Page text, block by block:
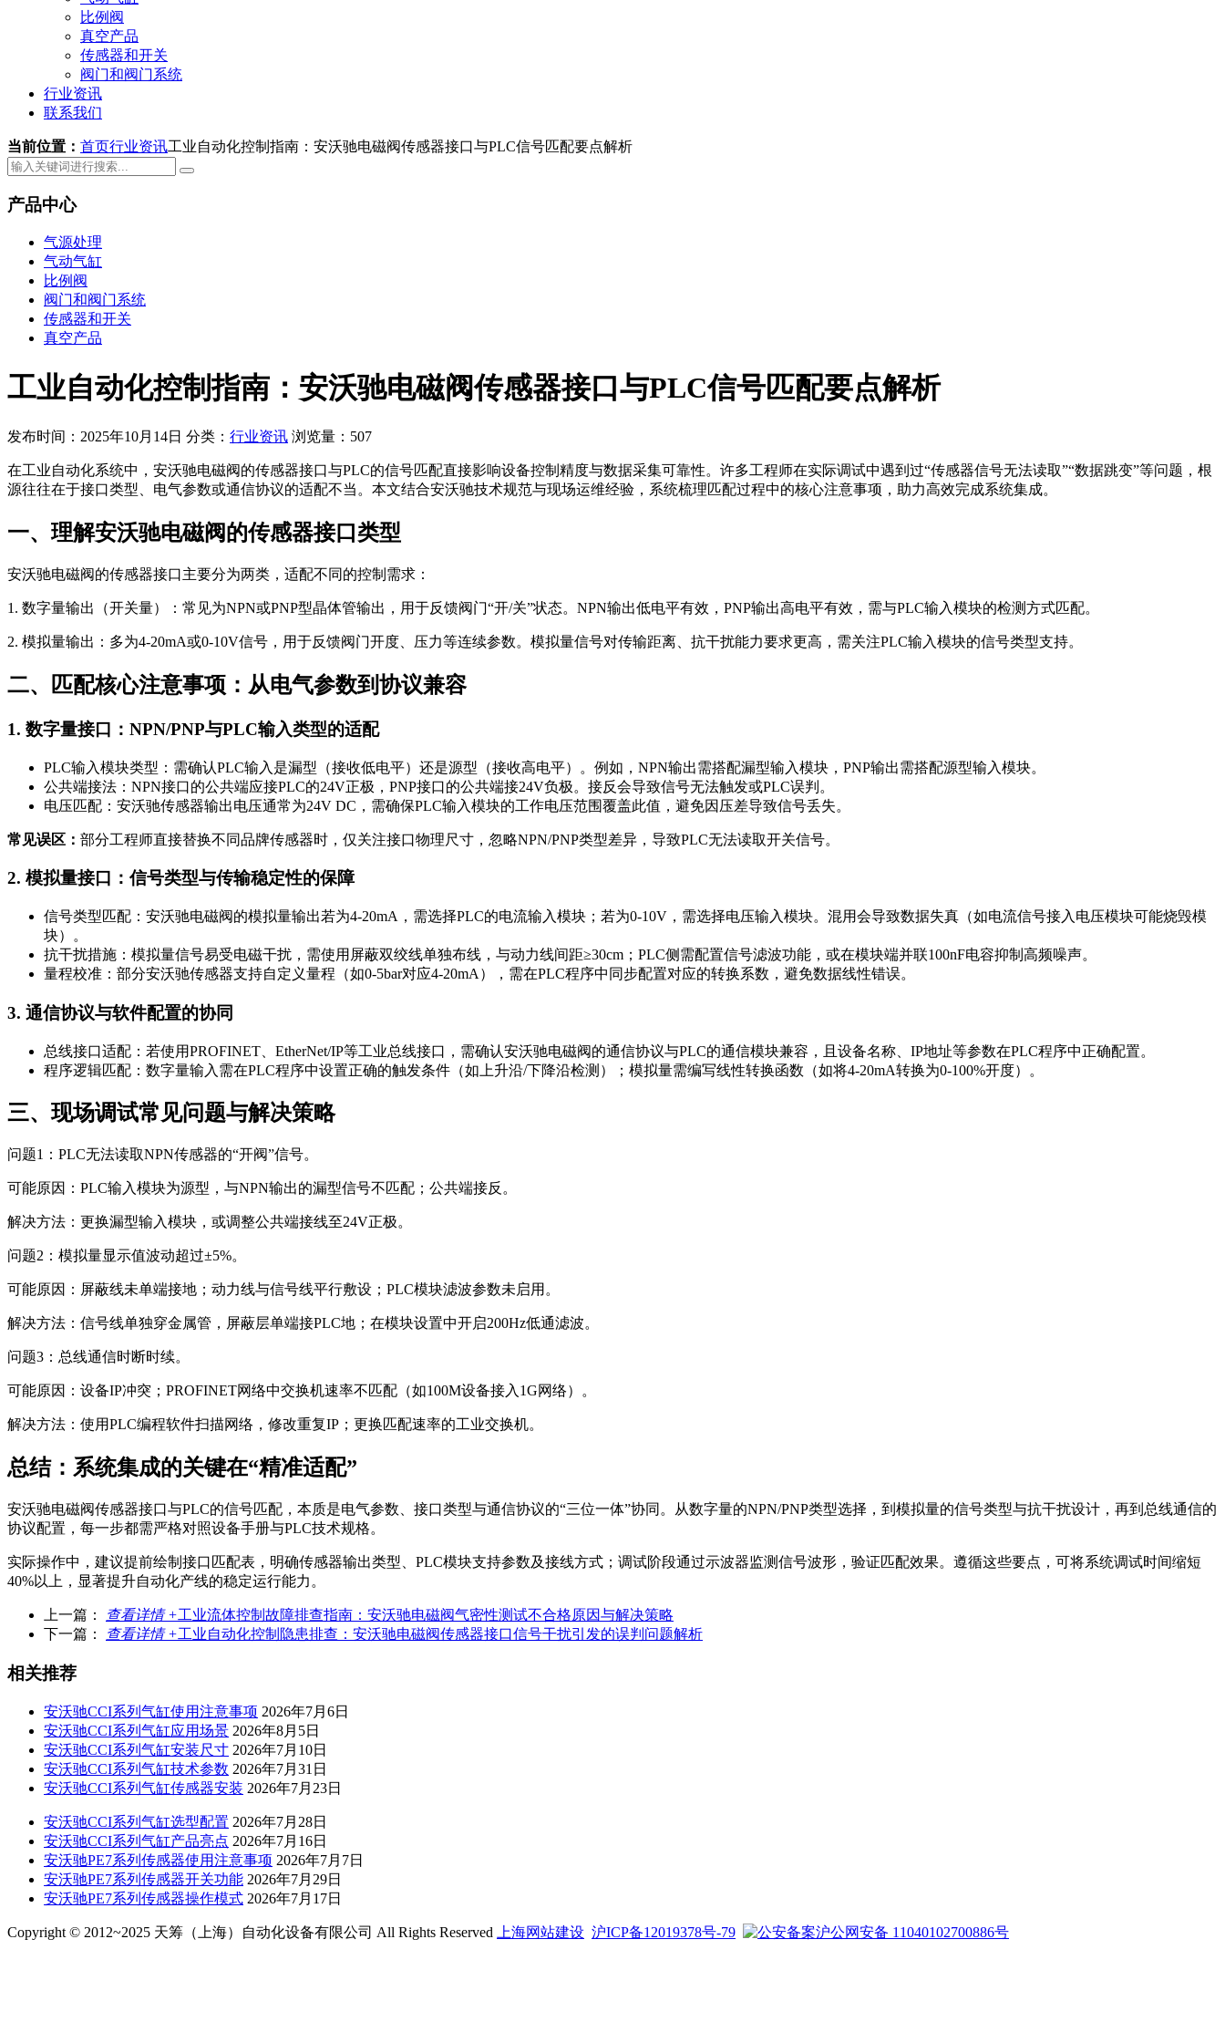
比例阀
真空产品
传感器和开关
阀门和阀门系统
行业资讯
联系我们
当前位置： 首页行业资讯工业自动化控制指南：安沃驰电磁阀传感器接口与PLC信号匹配要点解析
产品中心
气源处理
气动气缸
比例阀
阀门和阀门系统
传感器和开关
真空产品
工业自动化控制指南：安沃驰电磁阀传感器接口与PLC信号匹配要点解析
发布时间：2025年10月14日 分类： 行业资讯 浏览量：507
在工业自动化系统中，安沃驰电磁阀的传感器接口与PLC的信号匹配直接影响设备控制精度与数据采集可靠性。许多工程师在实际调试中遇到过“传感器信号无法读取”“数据跳变”等问题，根
源往往在于接口类型、电气参数或通信协议的适配不当。本文结合安沃驰技术规范与现场运维经验，系统梳理匹配过程中的核心注意事项，助力高效完成系统集成。
一、理解安沃驰电磁阀的传感器接口类型
安沃驰电磁阀的传感器接口主要分为两类，适配不同的控制需求：
1. 数字量输出（开关量） ：常见为NPN或PNP型晶体管输出，用于反馈阀门“开/关”状态。NPN输出低电平有效，PNP输出高电平有效，需与PLC输入模块的检测方式匹配。
2. 模拟量输出 ：多为4-20mA或0-10V信号，用于反馈阀门开度、压力等连续参数。模拟量信号对传输距离、抗干扰能力要求更高，需关注PLC输入模块的信号类型支持。
二、匹配核心注意事项：从电气参数到协议兼容
1. 数字量接口：NPN/PNP与PLC输入类型的适配
PLC输入模块类型 ：需确认PLC输入是漏型（接收低电平）还是源型（接收高电平）。例如，NPN输出需搭配漏型输入模块，PNP输出需搭配源型输入模块。
公共端接法 ：NPN接口的公共端应接PLC的24V正极，PNP接口的公共端接24V负极。接反会导致信号无法触发或PLC误判。
电压匹配 ：安沃驰传感器输出电压通常为24V DC，需确保PLC输入模块的工作电压范围覆盖此值，避免因压差导致信号丢失。
常见误区： 部分工程师直接替换不同品牌传感器时，仅关注接口物理尺寸，忽略NPN/PNP类型差异，导致PLC无法读取开关信号。
2. 模拟量接口：信号类型与传输稳定性的保障
信号类型匹配 ：安沃驰电磁阀的模拟量输出若为4-20mA，需选择PLC的电流输入模块；若为0-10V，需选择电压输入模块。混用会导致数据失真（如电流信号接入电压模块可能烧毁模
块）。
抗干扰措施 ：模拟量信号易受电磁干扰，需使用屏蔽双绞线单独布线，与动力线间距≥30cm；PLC侧需配置信号滤波功能，或在模块端并联100nF电容抑制高频噪声。
量程校准 ：部分安沃驰传感器支持自定义量程（如0-5bar对应4-20mA），需在PLC程序中同步配置对应的转换系数，避免数据线性错误。
3. 通信协议与软件配置的协同
总线接口适配 ：若使用PROFINET、EtherNet/IP等工业总线接口，需确认安沃驰电磁阀的通信协议与PLC的通信模块兼容，且设备名称、IP地址等参数在PLC程序中正确配置。
程序逻辑匹配 ：数字量输入需在PLC程序中设置正确的触发条件（如上升沿/下降沿检测）；模拟量需编写线性转换函数（如将4-20mA转换为0-100%开度）。
三、现场调试常见问题与解决策略
问题1： PLC无法读取NPN传感器的“开阀”信号。
可能原因： PLC输入模块为源型，与NPN输出的漏型信号不匹配；公共端接反。
解决方法： 更换漏型输入模块，或调整公共端接线至24V正极。
问题2： 模拟量显示值波动超过±5%。
可能原因： 屏蔽线未单端接地；动力线与信号线平行敷设；PLC模块滤波参数未启用。
解决方法： 信号线单独穿金属管，屏蔽层单端接PLC地；在模块设置中开启200Hz低通滤波。
问题3： 总线通信时断时续。
可能原因： 设备IP冲突；PROFINET网络中交换机速率不匹配（如100M设备接入1G网络）。
解决方法： 使用PLC编程软件扫描网络，修改重复IP；更换匹配速率的工业交换机。
总结：系统集成的关键在“精准适配”
安沃驰电磁阀传感器接口与PLC的信号匹配，本质是电气参数、接口类型与通信协议的“三位一体”协同。从数字量的NPN/PNP类型选择，到模拟量的信号类型与抗干扰设计，再到总线通信的
协议配置，每一步都需严格对照设备手册与PLC技术规格。
实际操作中，建议提前绘制接口匹配表，明确传感器输出类型、PLC模块支持参数及接线方式；调试阶段通过示波器监测信号波形，验证匹配效果。遵循这些要点，可将系统调试时间缩短
40%以上，显著提升自动化产线的稳定运行能力。
上一篇： 查看详情 +工业流体控制故障排查指南：安沃驰电磁阀气密性测试不合格原因与解决策略
下一篇：
查看详情 +工业自动化控制隐患排查：安沃驰电磁阀传感器接口信号干扰引发的误判问题解析
相关推荐
安沃驰CCI系列气缸使用注意事项 2026年7月6日
安沃驰CCI系列气缸应用场景 2026年8月5日
安沃驰CCI系列气缸安装尺寸 2026年7月10日
安沃驰CCI系列气缸技术参数 2026年7月31日
安沃驰CCI系列气缸传感器安装 2026年7月23日
安沃驰CCI系列气缸选型配置 2026年7月28日
安沃驰CCI系列气缸产品亮点 2026年7月16日
安沃驰PE7系列传感器使用注意事项 2026年7月7日
安沃驰PE7系列传感器开关功能 2026年7月29日
安沃驰PE7系列传感器操作模式 2026年7月17日
Copyright © 2012~2025 天筹（上海）自动化设备有限公司 All Rights Reserved 上海网站建设 沪ICP备12019378号-79 沪公网安备 11040102700886号